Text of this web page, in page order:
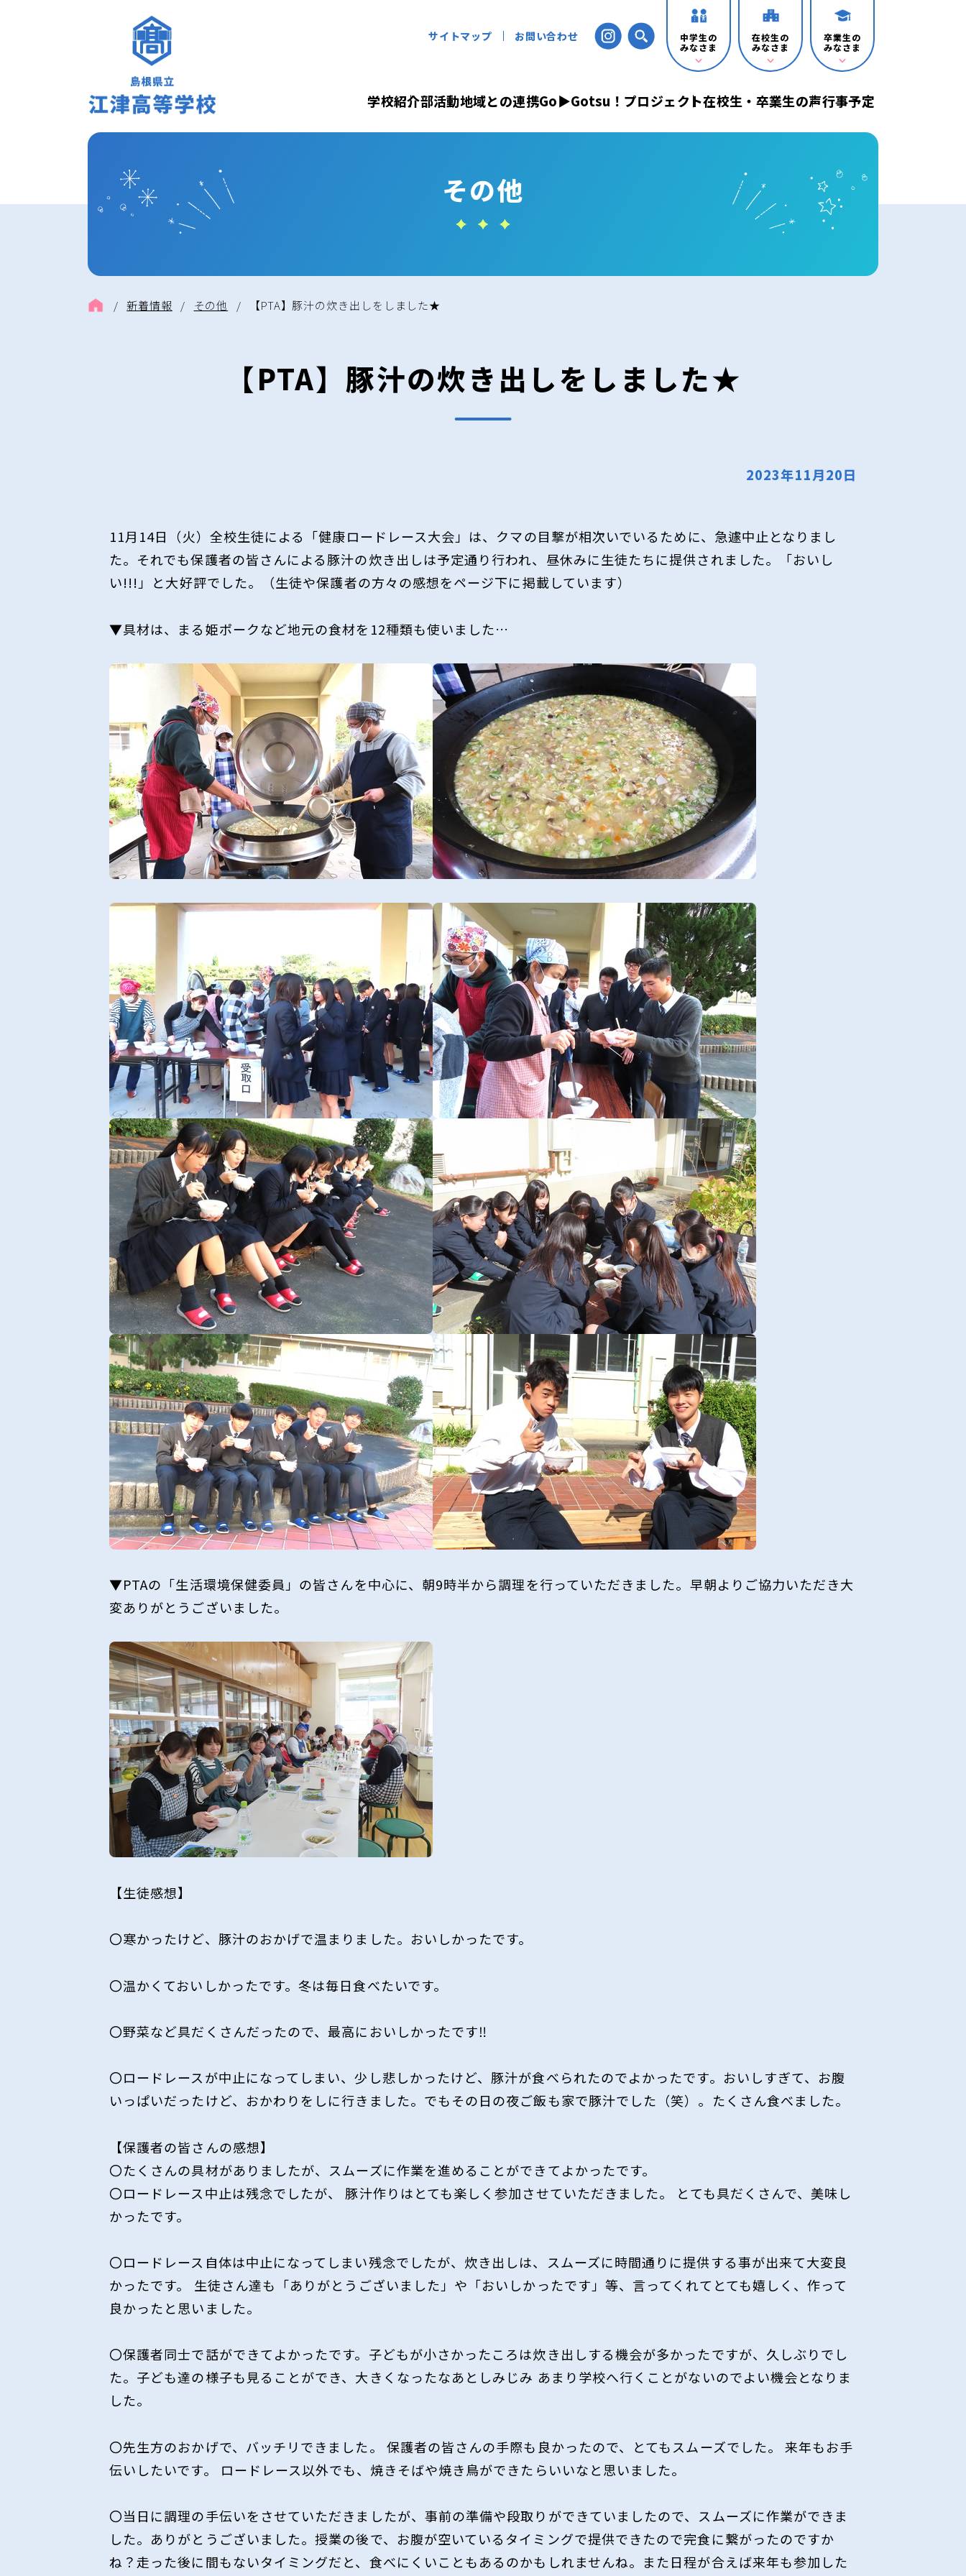
サイトマップ お問い合わせ
中学生の
みなさま
在校生の
みなさま
卒業生の
みなさま
学校紹介部活動地域との連携Go▶Gotsu！プロジェクト在校生・卒業生の声行事予定
その他
/ 新着情報 / その他 / 【PTA】豚汁の炊き出しをしました★
【PTA】豚汁の炊き出しをしました★
2023年11月20日
11月14日（火）全校生徒による「健康ロードレース大会」は、クマの目撃が相次いでいるために、急遽中止となりまし
た。それでも保護者の皆さんによる豚汁の炊き出しは予定通り行われ、昼休みに生徒たちに提供されました。「おいし
い!!!」と大好評でした。（生徒や保護者の方々の感想をページ下に掲載しています）
▼具材は、まる姫ポークなど地元の食材を12種類も使いました…
▼PTAの「生活環境保健委員」の皆さんを中心に、朝9時半から調理を行っていただきました。早朝よりご協力いただき大
変ありがとうございました。
【生徒感想】
〇寒かったけど、豚汁のおかげで温まりました。おいしかったです。
〇温かくておいしかったです。冬は毎日食べたいです。
〇野菜など具だくさんだったので、最高においしかったです‼
〇ロードレースが中止になってしまい、少し悲しかったけど、豚汁が食べられたのでよかったです。おいしすぎて、お腹
いっぱいだったけど、おかわりをしに行きました。でもその日の夜ご飯も家で豚汁でした（笑）。たくさん食べました。
【保護者の皆さんの感想】
〇たくさんの具材がありましたが、スムーズに作業を進めることができてよかったです。
〇ロードレース中止は残念でしたが、 豚汁作りはとても楽しく参加させていただきました。 とても具だくさんで、美味し
かったです。
〇ロードレース自体は中止になってしまい残念でしたが、炊き出しは、スムーズに時間通りに提供する事が出来て大変良
かったです。 生徒さん達も「ありがとうございました」や「おいしかったです」等、言ってくれてとても嬉しく、作って
良かったと思いました。
〇保護者同士で話ができてよかったです。子どもが小さかったころは炊き出しする機会が多かったですが、久しぶりでし
た。子ども達の様子も見ることができ、大きくなったなあとしみじみ あまり学校へ行くことがないのでよい機会となりま
した。
〇先生方のおかげで、バッチリできました。 保護者の皆さんの手際も良かったので、とてもスムーズでした。 来年もお手
伝いしたいです。 ロードレース以外でも、焼きそばや焼き鳥ができたらいいなと思いました。
〇当日に調理の手伝いをさせていただきましたが、事前の準備や段取りができていましたので、スムーズに作業ができま
した。ありがとうございました。授業の後で、お腹が空いているタイミングで提供できたので完食に繋がったのですか
ね？走った後に間もないタイミングだと、食べにくいこともあるのかもしれませんね。また日程が合えば来年も参加した